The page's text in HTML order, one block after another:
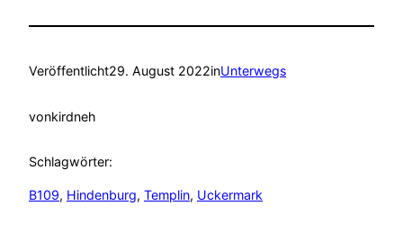
Veröffentlicht29. August 2022inUnterwegs
vonkirdneh
Schlagwörter:
B109, Hindenburg, Templin, Uckermark